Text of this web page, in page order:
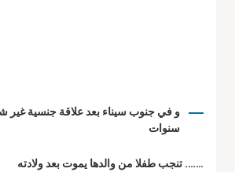
و في جنوب سيناء بعد علاقة جنسية
سنوات
……. تنجب طفلا من والدها يموت بعد ولادته